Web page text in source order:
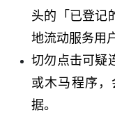
头的「已登记
地流动服务用
切勿点击可疑
或木马程序
据。